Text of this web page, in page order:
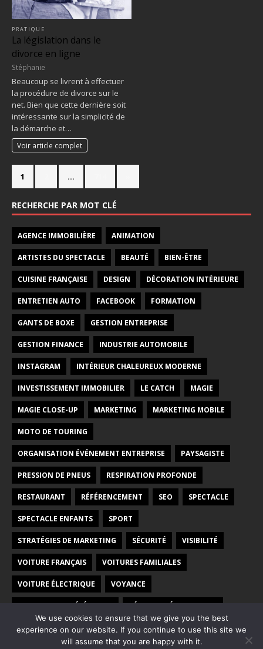
PRATIQUE
La législation dans le
divorce en ligne
Stéphanie
Beaucoup se livrent à effectuer
la procédure de divorce sur le
net. Bien que cette dernière soit
intéressante sur la simplicité de
la démarche et…
Voir article complet
1 …
RECHERCHE PAR MOT CLÉ
AGENCE IMMOBILIÈRE ANIMATION
ARTISTES DU SPECTACLE BEAUTÉ BIEN-ÊTRE
CUISINE FRANÇAISE DESIGN DÉCORATION INTÉRIEURE
ENTRETIEN AUTO FACEBOOK FORMATION
GANTS DE BOXE GESTION ENTREPRISE
GESTION FINANCE INDUSTRIE AUTOMOBILE
INSTAGRAM INTÉRIEUR CHALEUREUX MODERNE
INVESTISSEMENT IMMOBILIER LE CATCH MAGIE
MAGIE CLOSE-UP MARKETING MARKETING MOBILE
MOTO DE TOURING
ORGANISATION ÉVÉNEMENT ENTREPRISE PAYSAGISTE
PRESSION DE PNEUS RESPIRATION PROFONDE
RESTAURANT RÉFÉRENCEMENT SEO SPECTACLE
SPECTACLE ENFANTS SPORT
STRATÉGIES DE MARKETING SÉCURITÉ VISIBILITÉ
VOITURE FRANÇAIS VOITURES FAMILIALES
VOITURE ÉLECTRIQUE VOYANCE
VOYANCE PAR TÉLÉPHONE VÉHICULES ÉLECTRIQUES
WEB WEBMARKETING
We use cookies to ensure that we give you the best
experience on our website. If you continue to use this site we
will assume that you are happy with it.